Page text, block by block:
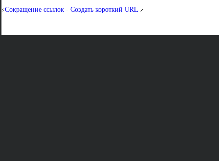
⚡Сокращение ссылок - Создать короткий URL↗